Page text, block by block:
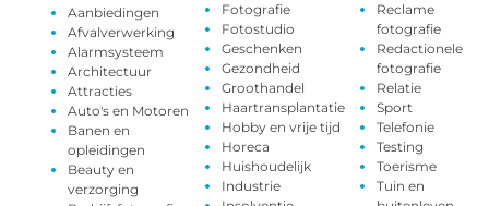
Aanbiedingen
Afvalverwerking
Alarmsysteem
Architectuur
Attracties
Auto's en Motoren
Banen en
opleidingen
Beauty en
verzorging
Fotografie
Fotostudio
Geschenken
Gezondheid
Groothandel
Haartransplantatie
Hobby en vrije tijd
Horeca
Huishoudelijk
Industrie
Reclame
fotografie
Redactionele
fotografie
Relatie
Sport
Telefonie
Testing
Toerisme
Tuin en